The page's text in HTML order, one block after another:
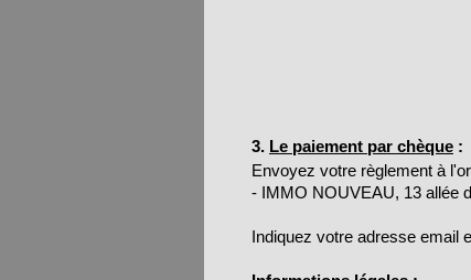
3. Le paiement par chèque :
Envoyez votre règlement à
- IMMO NOUVEAU, 13 allée
Indiquez votre adresse email